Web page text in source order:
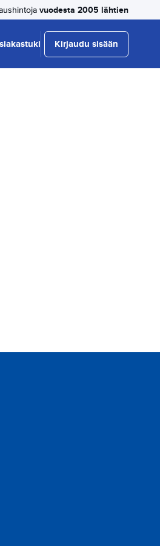
vuodesta 2005 lähtien
Kirjaudu sisään